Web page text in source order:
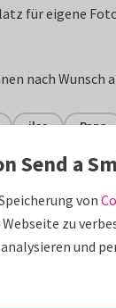
für eigene
nach Wunsch
ilse Papa
aus 6
Send a
von
zu
und